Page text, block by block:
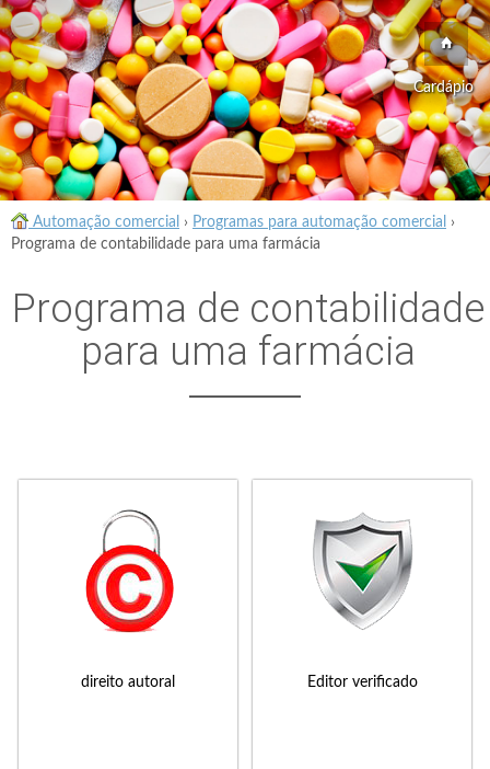
Cardápio
Automação comercial › Programas para automação comercial
›
Programa de contabilidade para uma farmácia
Programa de contabilidade
para uma farmácia
direito autoral Editor verificado